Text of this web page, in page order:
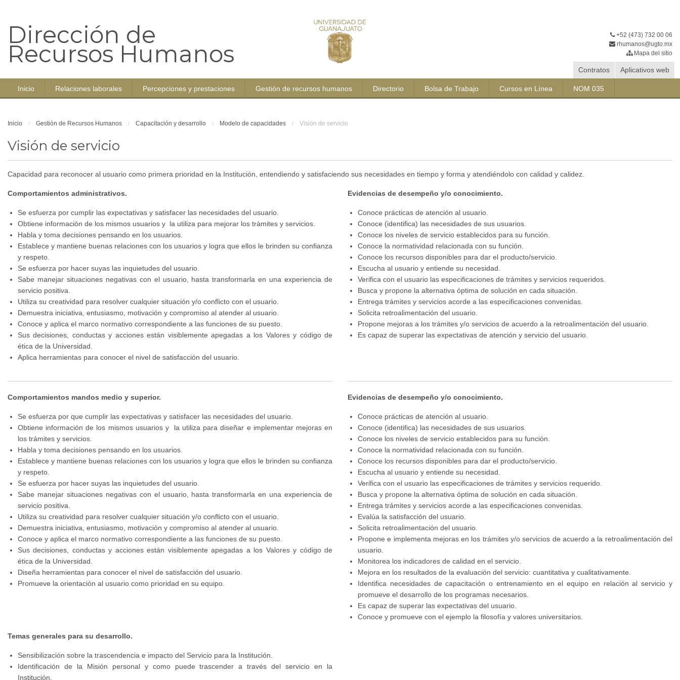
Dirección de
Recursos Humanos
+52 (473) 732 00 06
rhumanos@ugto.mx
Mapa del sitio
Aplicativos web
Contratos
Inicio Relaciones laborales Percepciones y prestaciones Gestión de recursos humanos Directorio Bolsa de Trabajo Cursos en Línea NOM 035
Inicio Gestión de Recursos Humanos Capacitación y desarrollo Modelo de capacidades Visión de servicio
Visión de servicio
Capacidad para reconocer al usuario como primera prioridad en la Institución, entendiendo y satisfaciendo sus necesidades en tiempo y forma y atendiéndolo con calidad y calidez.
Comportamientos administrativos.
Se esfuerza por cumplir las expectativas y satisfacer las necesidades del usuario.
Obtiene información de los mismos usuarios y la utiliza para mejorar los trámites y servicios.
Habla y toma decisiones pensando en los usuarios.
Establece y mantiene buenas relaciones con los usuarios y logra que ellos le brinden su confianza
y respeto.
Se esfuerza por hacer suyas las inquietudes del usuario.
Sabe manejar situaciones negativas con el usuario, hasta transformarla en una experiencia de
servicio positiva.
Utiliza su creatividad para resolver cualquier situación y/o conflicto con el usuario.
Demuestra iniciativa, entusiasmo, motivación y compromiso al atender al usuario.
Conoce y aplica el marco normativo correspondiente a las funciones de su puesto.
Sus decisiones, conductas y acciones están visiblemente apegadas a los Valores y código de
ética de la Universidad.
Aplica herramientas para conocer el nivel de satisfacción del usuario.
Evidencias de desempeño y/o conocimiento.
Conoce prácticas de atención al usuario.
Conoce (identifica) las necesidades de sus usuarios.
Conoce los niveles de servicio establecidos para su función.
Conoce la normatividad relacionada con su función.
Conoce los recursos disponibles para dar el producto/servicio.
Escucha al usuario y entiende su necesidad.
Verifica con el usuario las especificaciones de trámites y servicios requeridos.
Busca y propone la alternativa óptima de solución en cada situación.
Entrega trámites y servicios acorde a las especificaciones convenidas.
Solicita retroalimentación del usuario.
Propone mejoras a los trámites y/o servicios de acuerdo a la retroalimentación del usuario.
Es capaz de superar las expectativas de atención y servicio del usuario.
Comportamientos mandos medio y superior.
Se esfuerza por que cumplir las expectativas y satisfacer las necesidades del usuario.
Obtiene información de los mismos usuarios y la utiliza para diseñar e implementar mejoras en
los trámites y servicios.
Habla y toma decisiones pensando en los usuarios.
Establece y mantiene buenas relaciones con los usuarios y logra que ellos le brinden su confianza
y respeto.
Se esfuerza por hacer suyas las inquietudes del usuario.
Sabe manejar situaciones negativas con el usuario, hasta transformarla en una experiencia de
servicio positiva.
Utiliza su creatividad para resolver cualquier situación y/o conflicto con el usuario.
Demuestra iniciativa, entusiasmo, motivación y compromiso al atender al usuario.
Conoce y aplica el marco normativo correspondiente a las funciones de su puesto.
Sus decisiones, conductas y acciones están visiblemente apegadas a los Valores y código de
ética de la Universidad.
Diseña herramientas para conocer el nivel de satisfacción del usuario.
Promueve la orientación al usuario como prioridad en su equipo.
Evidencias de desempeño y/o conocimiento.
Conoce prácticas de atención al usuario.
Conoce (identifica) las necesidades de sus usuarios.
Conoce los niveles de servicio establecidos para su función.
Conoce la normatividad relacionada con su función.
Conoce los recursos disponibles para dar el producto/servicio.
Escucha al usuario y entiende su necesidad.
Verifica con el usuario las especificaciones de trámites y servicios requerido.
Busca y propone la alternativa óptima de solución en cada situación.
Entrega trámites y servicios acorde a las especificaciones convenidas.
Evalúa la satisfacción del usuario.
Solicita retroalimentación del usuario.
Propone e implementa mejoras en los trámites y/o servicios de acuerdo a la retroalimentación del
usuario.
Monitorea los indicadores de calidad en el servicio.
Mejora en los resultados de la evaluación del servicio: cuantitativa y cualitativamente.
Identifica necesidades de capacitación o entrenamiento en el equipo en relación al servicio y
promueve el desarrollo de los programas necesarios.
Es capaz de superar las expectativas del usuario.
Conoce y promueve con el ejemplo la filosofía y valores universitarios.
Temas generales para su desarrollo.
Sensibilización sobre la trascendencia e impacto del Servicio para la Institución.
Identificación de la Misión personal y como puede trascender a través del servicio en la
Institución.